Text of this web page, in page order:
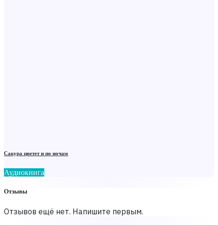
Сакура цветет и по ночам
Аудиокнига
Отзывы
Отзывов ещё нет. Напишите первым.